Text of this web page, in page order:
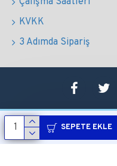
SEPETE EKLE
KVKK
3 Adımda Sipariş
Sepetim 0507 724 65